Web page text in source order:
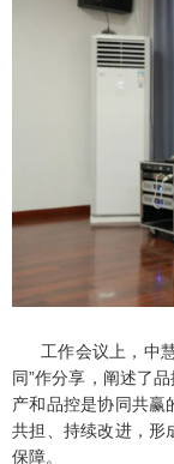
工作会议上，中
同”作分享，阐述了
产和品控是协同共赢
共担、持续改进，形
保障。